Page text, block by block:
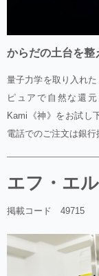
からだの土台を整
量子力学を取り入れ
ピュアで自然な還
Kami《神》をお試し
電話でのご注文は銀行
エフ・エ
掲載コード 49715